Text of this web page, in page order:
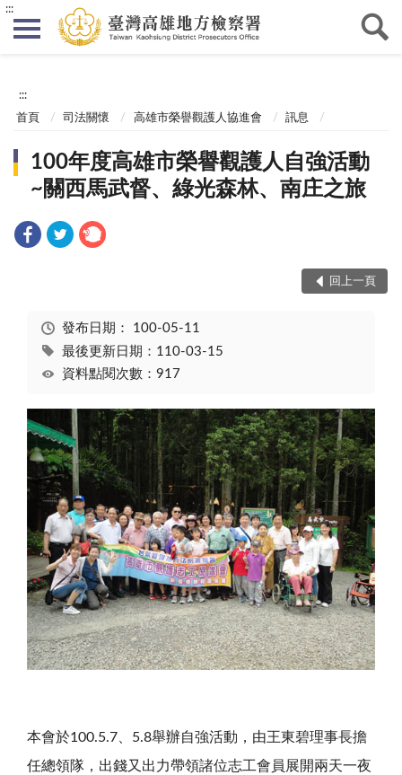
:::
:::
首頁 司法關懷 高雄市榮譽觀護人協進會 訊息
100年度高雄市榮譽觀護人自強活動
~關西馬武督、綠光森林、南庄之旅
回上一頁
發布日期： 100-05-11
最後更新日期：110-03-15
資料點閱次數：917
本會於100.5.7、5.8舉辦自強活動，由王東碧理事長擔
任總領隊，出錢又出力帶領諸位志工會員展開兩天一夜